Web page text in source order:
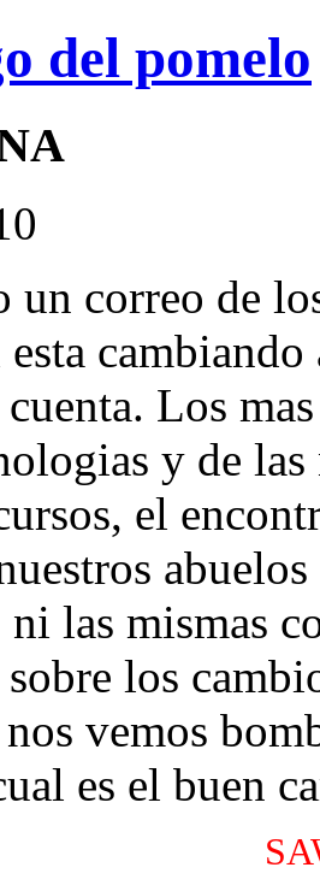
del pomelo
un correo de
Los
y de
el
las mismas
los
vemos
es el buen